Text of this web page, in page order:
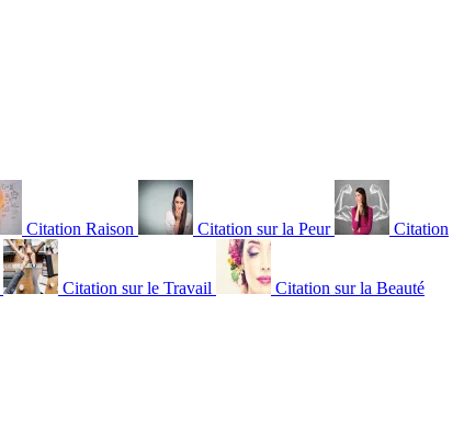
Citation Raison Citation sur la Peur Citation
Citation sur le Travail Citation sur la Beauté